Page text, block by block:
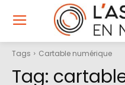
Tags Cartable numérique
Tag: